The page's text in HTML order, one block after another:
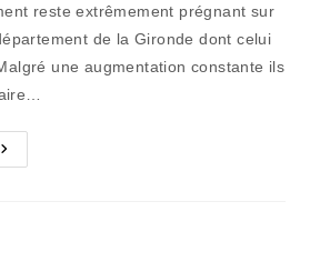
reste extrêmement prégnant sur
de la Gironde dont celui
une augmentation constante ils
CANTONALES